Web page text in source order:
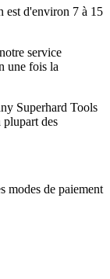
est d'environ 7 à 15
service
une fois la
Superhard Tools
plupart des
modes de paiement